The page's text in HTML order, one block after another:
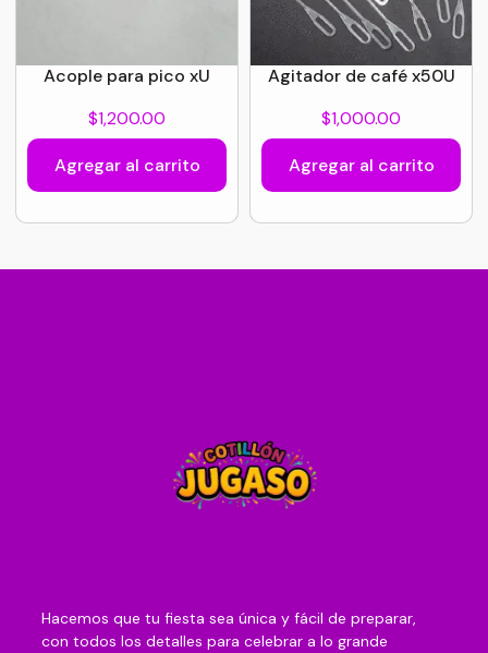
Acople para pico xU
$1,200.00
Agregar al carrito
Agitador de café x50U
$1,000.00
Agregar al carrito
Hacemos que tu fiesta sea única y fácil de preparar,
con todos los detalles para celebrar a lo grande